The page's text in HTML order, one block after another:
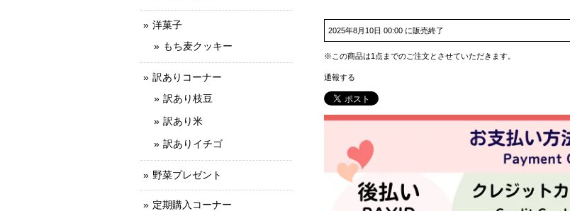
2025年8月10日 00:00 に販売終了
※この商品は1点までのご注文とさせていただきます。
通報する
洋菓子
もち麦クッキー
訳ありコーナー
訳あり枝豆
訳あり米
訳ありイチゴ
野菜プレゼント
定期購入コーナー